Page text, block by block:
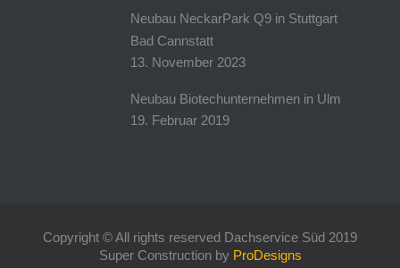
Neubau NeckarPark Q9 in Stuttgart
Bad Cannstatt
13. November 2023
Neubau Biotechunternehmen in Ulm
19. Februar 2019
Copyright © All rights reserved Dachservice Süd 2019
Super Construction by ProDesigns